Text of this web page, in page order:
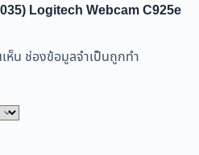
Logitech Webcam C925e
ห็น ช่องข้อมูลจำเป็นถูกทำ